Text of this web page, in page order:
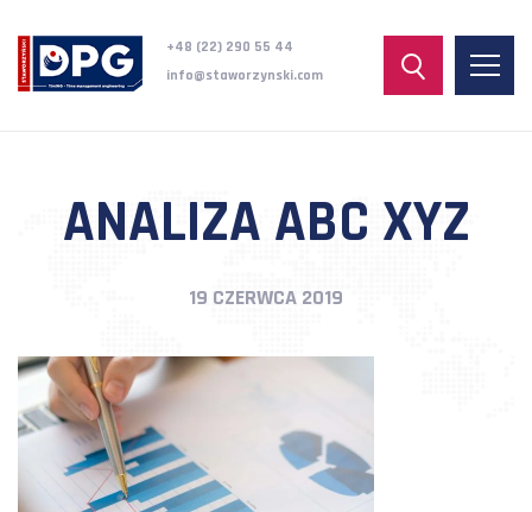
+48 (22) 290 55 44
info@staworzynski.com
ANALIZA ABC XYZ
19 CZERWCA 2019